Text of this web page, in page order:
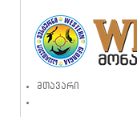
მთავარი